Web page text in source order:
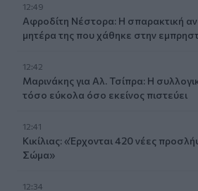
12:49
Αφροδίτη Νέστορα: Η σπαρακτική
μητέρα της που χάθηκε στην
12:42
Μαρινάκης για Αλ. Τσίπρα: Η
τόσο εύκολα όσο εκείνος πιστεύει
12:41
Κικίλιας: «Έρχονται 420 νέες
Σώμα»
12:34